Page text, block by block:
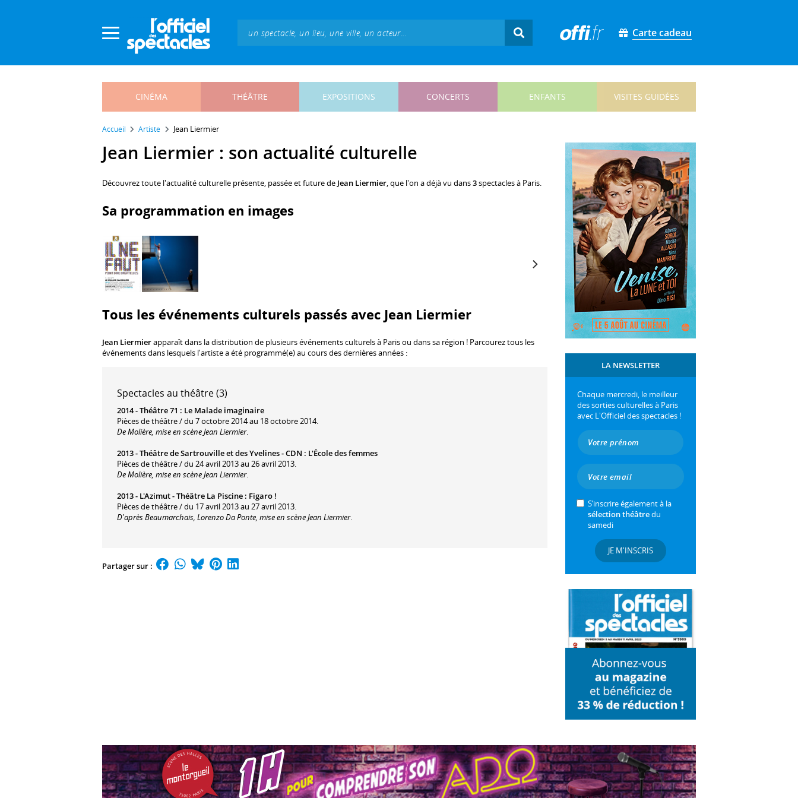
Carte cadeau
CINÉMA THÉÂTRE EXPOSITIONS CONCERTS ENFANTS VISITES GUIDÉES
Accueil Artiste Jean Liermier
Jean Liermier : son actualité culturelle
Découvrez toute l'actualité culturelle présente, passée et future de Jean Liermier, que l'on a déjà vu dans3spectacles à Paris.
Sa programmation en images
Tous les événements culturels passés avec Jean Liermier
Jean Liermierapparaît dans la distribution de plusieurs événements culturels à Paris ou dans sa région ! Parcourez tous les
événements dans lesquels l'artiste a été programmé(e) au cours des dernières années :
Spectacles au théâtre (3)
2014 -Théâtre 71 : Le Malade imaginaire
Pièces de théâtre / du 7 octobre 2014 au 18 octobre 2014.
De Molière, mise en scène Jean Liermier.
2013 -Théâtre de Sartrouville et des Yvelines - CDN : L'École des femmes
Pièces de théâtre / du 24 avril 2013 au 26 avril 2013.
De Molière, mise en scène Jean Liermier.
2013 - L'Azimut - Théâtre La Piscine : Figaro !
Pièces de théâtre / du 17 avril 2013 au 27 avril 2013.
D'après Beaumarchais, Lorenzo Da Ponte, mise en scène Jean Liermier.
Partager sur :
LA NEWSLETTER
Chaque mercredi, le meilleur
des sorties culturelles à Paris
avec L'Officiel des spectacles !
S’inscrire également à la
sélection théâtredu
samedi
JE M'INSCRIS